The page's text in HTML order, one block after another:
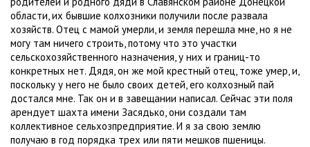
области, их бывшие колхозники получили после развала
хозяйств. Отец с мамой умерли, и земля перешла мне, но я не
могу там ничего строить, потому что это участки
сельскохозяйственного назначения, у них и границ-то
конкретных нет. Дядя, он же мой крестный отец, тоже умер, и,
поскольку у него не было своих детей, его колхозный пай
достался мне. Так он и в завещании написал. Сейчас эти поля
арендует шахта имени Засядько, они создали там
коллективное сельхозпредприятие. И я за свою землю
получаю в год порядка трех или пяти мешков пшеницы.